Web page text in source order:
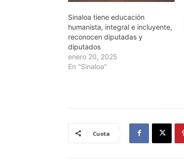
Sinaloa tiene educación
humanista, integral e incluyente,
reconocen diputadas y
diputados
enero 20, 2025
En "Sinaloa"
Cuota